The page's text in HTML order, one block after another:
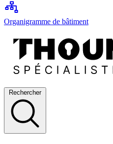
Organigramme de bâtiment
Rechercher